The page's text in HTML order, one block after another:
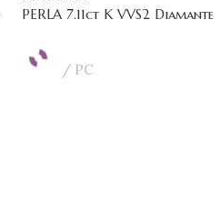
PERLA 7.11ct K VVS2 Diamante
PC